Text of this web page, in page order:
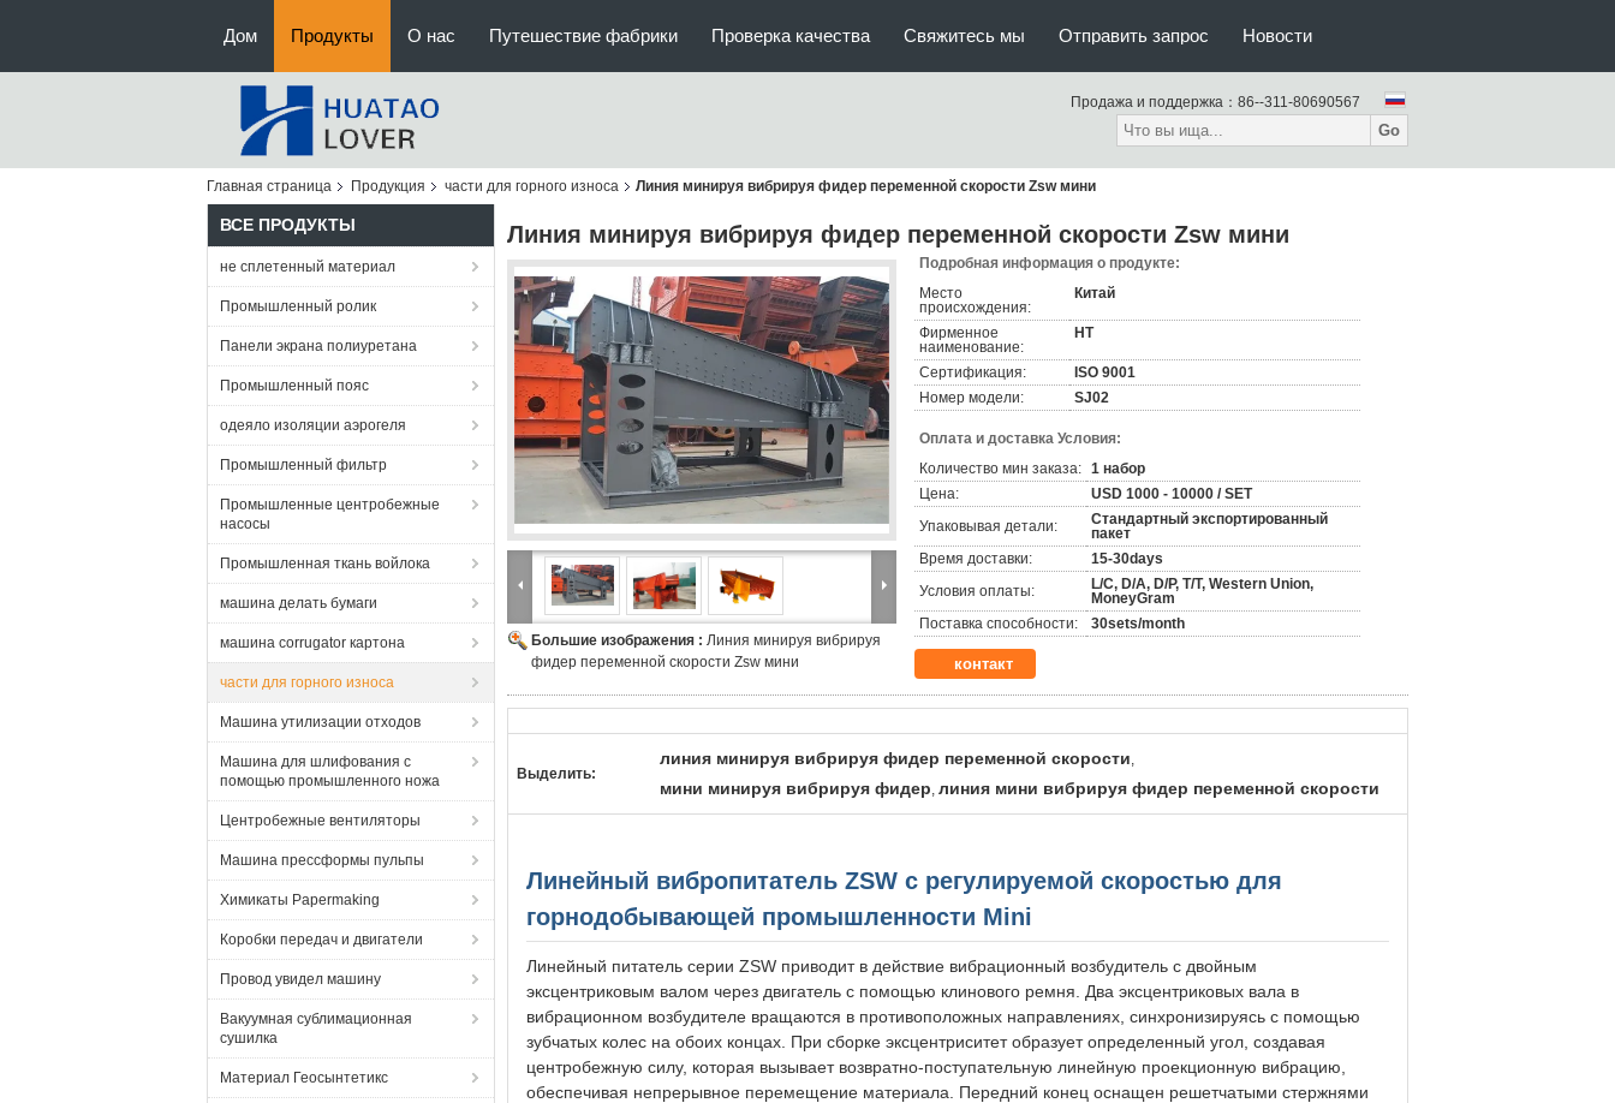
Дом Продукты О нас Путешествие фабрики Проверка качества Свяжитесь мы Отправить запрос Новости
Продажа и поддержка： 86--311-80690567
Go
Главная страница Продукция части для горного износа Линия минируя вибрируя фидер переменной скорости Zsw мини
ВСЕ ПРОДУКТЫ
не сплетенный материал
Промышленный ролик
Панели экрана полиуретана
Промышленный пояс
одеяло изоляции аэрогеля
Промышленный фильтр
Промышленные центробежные
насосы
Промышленная ткань войлока
машина делать бумаги
машина corrugator картона
части для горного износа
Машина утилизации отходов
Машина для шлифования с
помощью промышленного ножа
Центробежные вентиляторы
Машина прессформы пульпы
Химикаты Papermaking
Коробки передач и двигатели
Провод увидел машину
Вакуумная сублимационная
сушилка
Материал Геосынтетикс
Линия минируя вибрируя фидер переменной скорости Zsw мини
Большие изображения : Линия минируя вибрируя
фидер переменной скорости Zsw мини
Подробная информация о продукте:
Место
происхождения:
Китай
Фирменное
наименование:
HT
Сертификация:
ISO 9001
Номер модели:
SJ02
Оплата и доставка Условия:
Количество мин заказа: 1 набор
Цена:
USD 1000 - 10000 / SET
Упаковывая детали:
Стандартный экспортированный
пакет
Время доставки:
15-30days
Условия оплаты:
L/C, D/A, D/P, T/T, Western Union,
MoneyGram
Поставка способности:
30sets/month
контакт
Выделить:
линия минируя вибрируя фидер переменной скорости,
мини минируя вибрируя фидер, линия мини вибрируя фидер переменной скорости
Линейный вибропитатель ZSW с регулируемой скоростью для
горнодобывающей промышленности Mini
Линейный питатель серии ZSW приводит в действие вибрационный возбудитель с двойным
эксцентриковым валом через двигатель с помощью клинового ремня. Два эксцентриковых вала в
вибрационном возбудителе вращаются в противоположных направлениях, синхронизируясь с помощью
зубчатых колес на обоих концах. При сборке эксцентриситет образует определенный угол, создавая
центробежную силу, которая вызывает возвратно-поступательную линейную проекционную вибрацию,
обеспечивая непрерывное перемещение материала. Передний конец оснащен решетчатыми стержнями